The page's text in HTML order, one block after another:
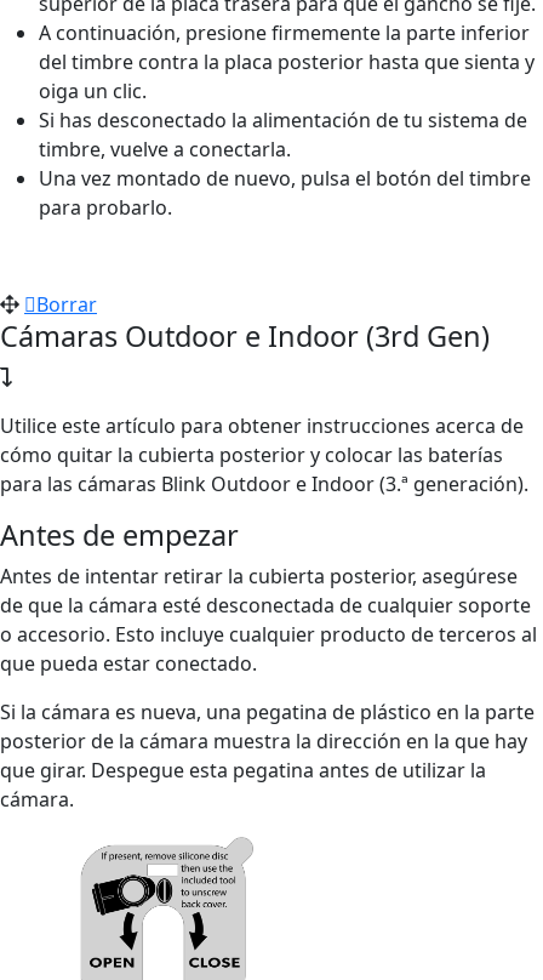
A continuación, presione firmemente la parte inferior
del timbre contra la placa posterior hasta que sienta y
oiga un clic.
Si has desconectado la alimentación de tu sistema de
timbre, vuelve a conectarla.
Una vez montado de nuevo, pulsa el botón del timbre
para probarlo.
Borrar
Cámaras Outdoor e Indoor (3rd Gen)
Utilice este artículo para obtener instrucciones acerca de
cómo quitar la cubierta posterior y colocar las baterías
para las cámaras Blink Outdoor e Indoor (3.ª generación).
Antes de empezar
Antes de intentar retirar la cubierta posterior, asegúrese
de que la cámara esté desconectada de cualquier soporte
o accesorio. Esto incluye cualquier producto de terceros al
que pueda estar conectado.
Si la cámara es nueva, una pegatina de plástico en la parte
posterior de la cámara muestra la dirección en la que hay
que girar. Despegue esta pegatina antes de utilizar la
cámara.